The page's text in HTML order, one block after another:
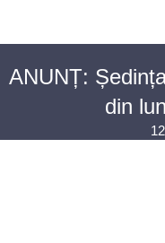
ANUNȚ:
din